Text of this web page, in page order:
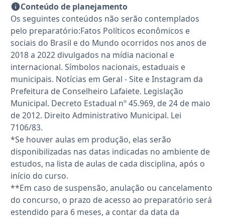
Conteúdo de planejamento
Os seguintes conteúdos não serão contemplados
pelo preparatório:Fatos Políticos econômicos e
sociais do Brasil e do Mundo ocorridos nos anos de
2018 a 2022 divulgados na mídia nacional e
internacional. Símbolos nacionais, estaduais e
municipais. Notícias em Geral - Site e Instagram da
Prefeitura de Conselheiro Lafaiete. Legislação
Municipal. Decreto Estadual nº 45.969, de 24 de maio
de 2012. Direito Administrativo Municipal. Lei
7106/83.
*Se houver aulas em produção, elas serão
disponibilizadas nas datas indicadas no ambiente de
estudos, na lista de aulas de cada disciplina, após o
início do curso.
**Em caso de suspensão, anulação ou cancelamento
do concurso, o prazo de acesso ao preparatório será
estendido para 6 meses, a contar da data da